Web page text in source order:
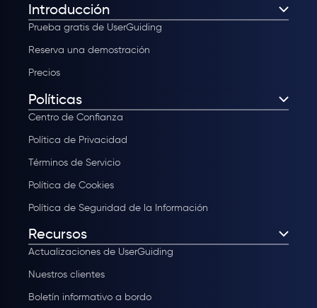
Introducción
Prueba gratis de UserGuiding
Reserva una demostración
Precios
Políticas
Centro de Confianza
Política de Privacidad
Términos de Servicio
Política de Cookies
Política de Seguridad de la Información
Recursos
Actualizaciones de UserGuiding
Nuestros clientes
Boletín informativo a bordo